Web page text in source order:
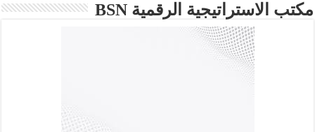
مكتب الاستراتيجية الرقمية BSN